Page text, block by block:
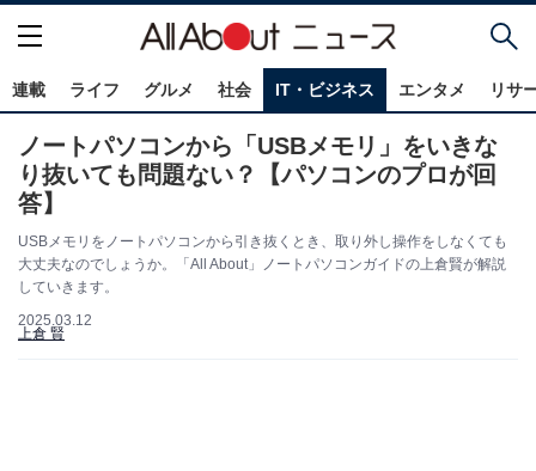
連載 ライフ グルメ 社会 IT・ビジネス エンタメ リサ
ノートパソコンから「USBメモリ」をいきな
り抜いても問題ない？【パソコンのプロが回
答】
USBメモリをノートパソコンから引き抜くとき、取り外し操作をしなくても
大丈夫なのでしょうか。「All About」ノートパソコンガイドの上倉賢が解説
していきます。
2025.03.12
上倉 賢